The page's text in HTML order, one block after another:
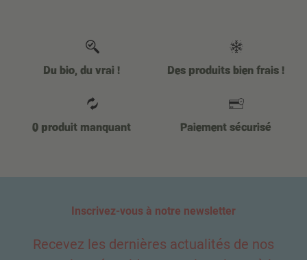
Du bio, du vrai ! Des produits bien frais !
0 produit manquant Paiement sécurisé
Inscrivez-vous à notre newsletter
Recevez les dernières actualités de nos